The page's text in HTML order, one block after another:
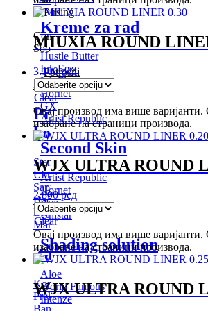
Pirsing
Coming
Soon
Potrošni
materijal
Priprema
kože
Stencil
Ubrusi
Sapun
Bočice
Brijači
Markeri
Zaštita
Komprese
Prekrivači
Bandažeri
Kreme za rad
Hustle Butter
Ink Eeze
Ink Flex
Hornet
GX
Artist Republic
Second Skin
Artist Republic
Hornet
Ava
Unistar
Shading solution
Aloe
World Famous
Intenze
MIUXIA ROUND
3.100рсд
Clear
Овај производ има више
изабране на страници производа.
WJX ULTRA ROUND
2.800рсд
Clear
Овај производ има више
изабране на страници производа.
WJX ULTRA ROUND